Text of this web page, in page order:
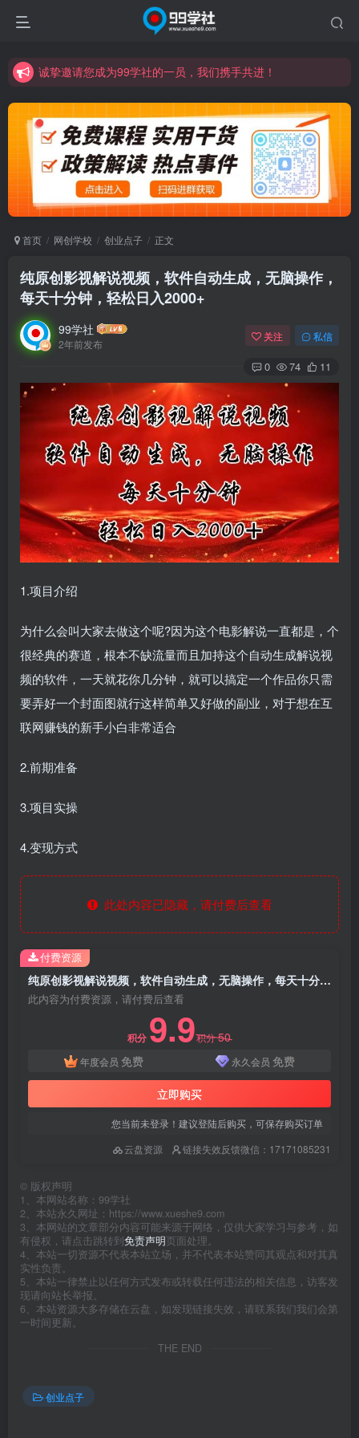
诚挚邀请您成为99学社的一员，我们携手共进！
诚挚邀请您成为99学社的一员，我们携手共进！
学习路上不孤独，99学社与你同行！分享全网优质VIP资源，炒股教程、创业教程、网络营销教程、自媒体短视频教程等，长期更新各大精品创业项目！
首页 网创学校 创业点子 正文
纯原创影视解说视频，软件自动生成，无脑操作，
每天十分钟，轻松日入2000+
99学社
2年前发布
关注 私信
0 74 11
1.项目介绍
为什么会叫大家去做这个呢?因为这个电影解说一直都是，个
很经典的赛道，根本不缺流量而且加持这个自动生成解说视
频的软件，一天就花你几分钟，就可以搞定一个作品你只需
要弄好一个封面图就行这样简单又好做的副业，对于想在互
联网赚钱的新手小白非常适合
2.前期准备
3.项目实操
4.变现方式
此处内容已隐藏，请付费后查看
纯原创影视解说视频，软件自动生成，无脑操作，每天十分钟，轻松日入2000+
此内容为付费资源，请付费后查看
积分 9.9积分50
年度会员 免费 永久会员 免费
立即购买
您当前未登录！建议登陆后购买，可保存购买订单
云盘资源
链接失效反馈微信：17171085231
付费资源
© 版权声明
1、本网站名称：99学社
2、本站永久网址：https://www.xueshe9.com
3、本网站的文章部分内容可能来源于网络，仅供大家学习与参考，如
有侵权，请点击跳转到免责声明页面处理。
4、本站一切资源不代表本站立场，并不代表本站赞同其观点和对其真
实性负责。
5、本站一律禁止以任何方式发布或转载任何违法的相关信息，访客发
现请向站长举报。
6、本站资源大多存储在云盘，如发现链接失效，请联系我们我们会第
一时间更新。
THE END
创业点子